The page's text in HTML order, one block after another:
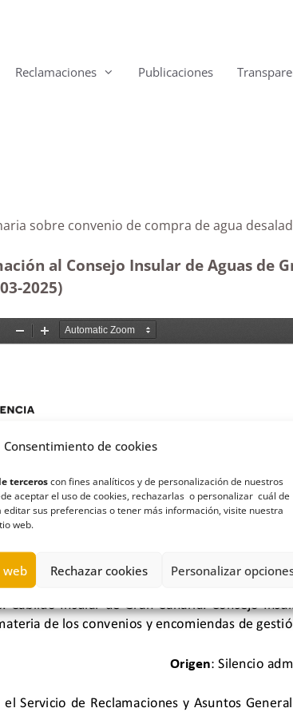
Consentimiento de cookies
terceroscon fines analíticos y de personalización de nuestros
aceptar el uso de cookies, rechazarlas o personalizar cuál de
editar sus preferencias o tener más información, visite nuestra
web.
web Rechazar cookies Personalizar
Reclamaciones Publicaciones
sobre convenio de compra de
al Consejo Insular de Aguas de
-2025)